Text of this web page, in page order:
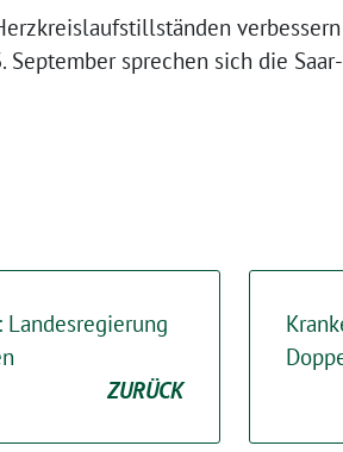
September sprechen sich die
ZURÜCK